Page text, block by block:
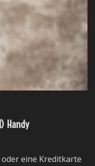
Handy
eine Kreditkarte